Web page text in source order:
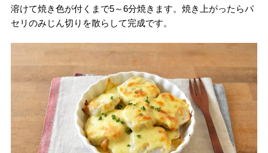
溶けて焼き色が付くまで5～6分焼きます。焼き上がったらパ
セリのみじん切りを散らして完成です。